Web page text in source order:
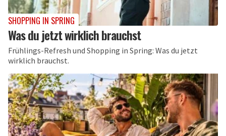
SHOPPING IN SPRING
Was du jetzt wirklich brauchst
Frühlings-Refresh und Shopping in Spring: Was du jetzt
wirklich brauchst.